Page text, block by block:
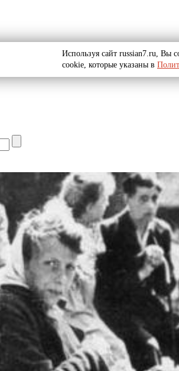
Используя сайт russian7.ru, Вы
cookie, которые указаны в